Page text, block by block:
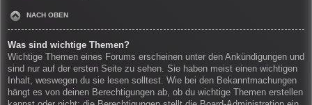
NACH OBEN
Was sind wichtige Themen?
Wichtige Themen eines Forums erscheinen unter den Ankündigungen und
sind nur auf der ersten Seite zu sehen. Sie haben meist einen wichtigen
Inhalt, weswegen du sie lesen solltest. Wie bei den Bekanntmachungen
hängt es von deinen Berechtigungen ab, ob du wichtige Themen erstellen